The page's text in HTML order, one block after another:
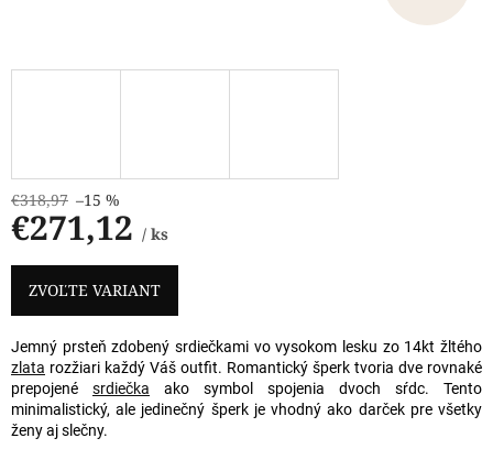
€318,97 –15 %
€271,12 / ks
Jednotková
cena:
ZVOĽTE VARIANT
Jemný prsteň zdobený srdiečkami vo vysokom lesku zo 14kt žltého
zlata rozžiari každý Váš outfit. Romantický šperk tvoria dve rovnaké
prepojené srdiečka ako symbol spojenia dvoch sŕdc. Tento
minimalistický, ale jedinečný šperk je vhodný ako darček pre všetky
ženy aj slečny.